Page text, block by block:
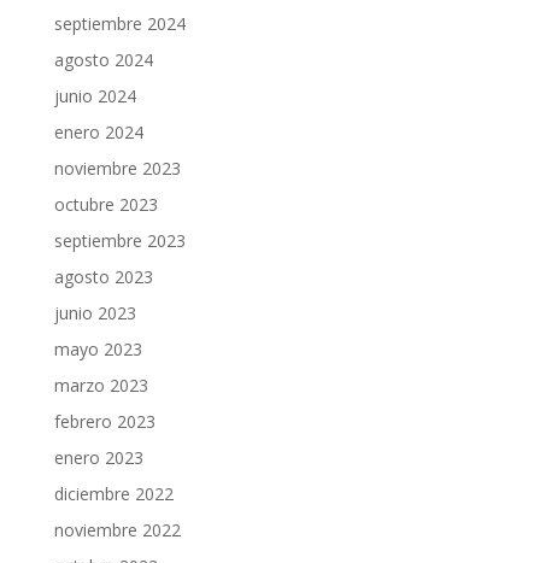
septiembre 2024
agosto 2024
junio 2024
enero 2024
noviembre 2023
octubre 2023
septiembre 2023
agosto 2023
junio 2023
mayo 2023
marzo 2023
febrero 2023
enero 2023
diciembre 2022
noviembre 2022